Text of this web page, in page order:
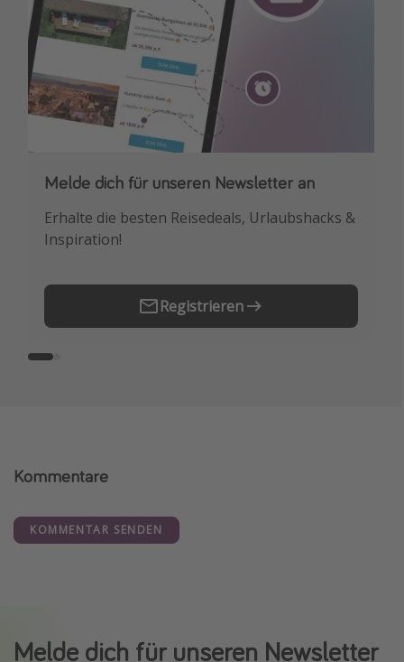
Melde dich für unseren Newsletter an
Erhalte die besten Reisedeals, Urlaubshacks &
Inspiration!
Registrieren
Downloade unsere App
Buche die besten Reiseschnäppchen als
Erstes.
Kommentare
KOMMENTAR SENDEN
Melde dich für unseren Newsletter